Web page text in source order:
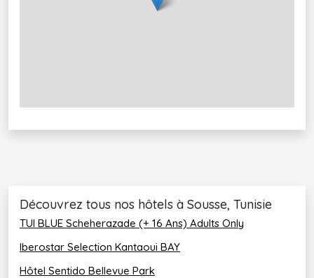
Découvrez tous nos hôtels à Sousse, Tunisie
TUI BLUE Scheherazade (+ 16 Ans) Adults Only
Iberostar Selection Kantaoui BAY
Hôtel Sentido Bellevue Park